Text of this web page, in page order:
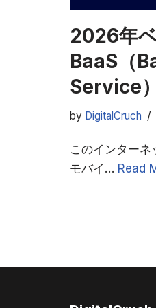
2026年
BaaS（
Service
by DigitalCruch
このインター
モバイ… Read